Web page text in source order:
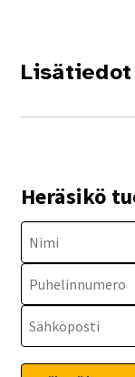
Lisätiedot
Heräsikö